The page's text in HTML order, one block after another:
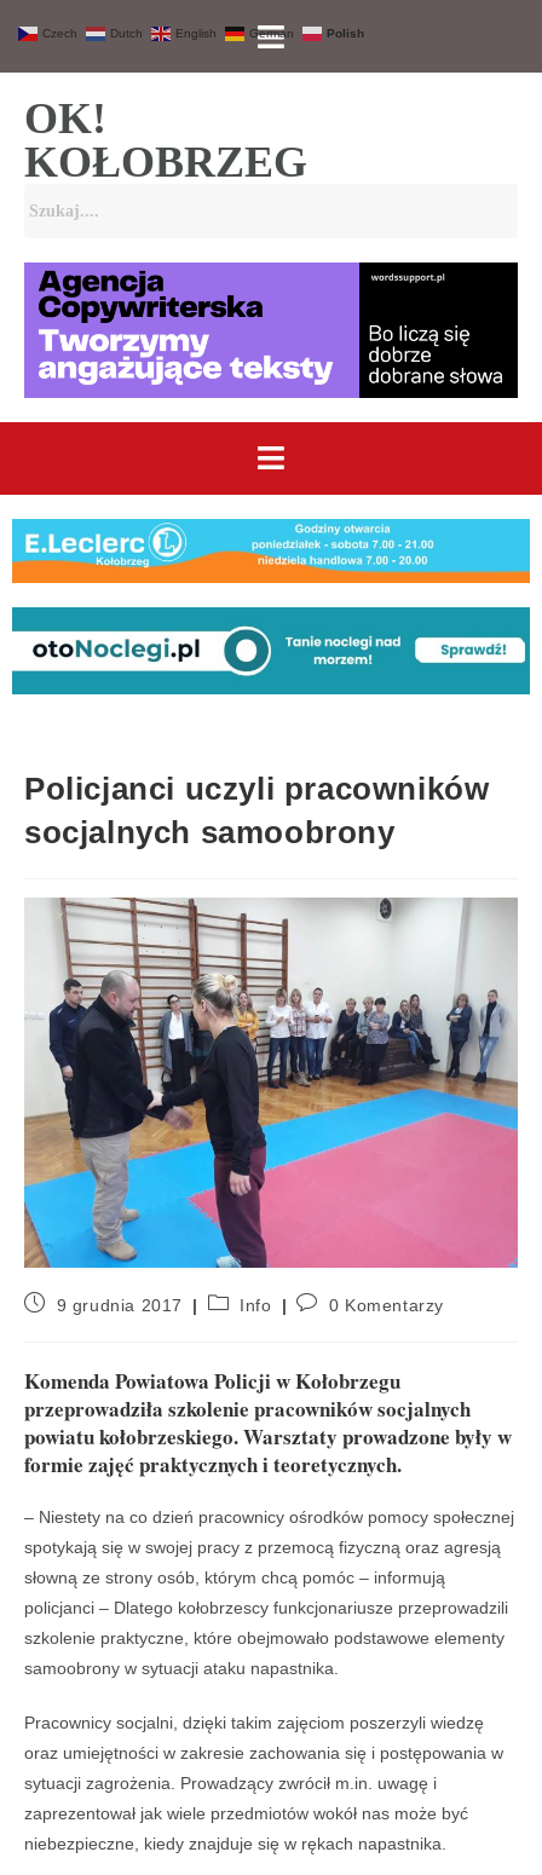
OK!
KOŁOBRZEG
Policjanci uczyli pracowników
socjalnych samoobrony
9 grudnia 2017 Info 0 Komentarzy
Komenda Powiatowa Policji w Kołobrzegu
przeprowadziła szkolenie pracowników socjalnych
powiatu kołobrzeskiego. Warsztaty prowadzone były w
formie zajęć praktycznych i teoretycznych.
– Niestety na co dzień pracownicy ośrodków pomocy społecznej
spotykają się w swojej pracy z przemocą fizyczną oraz agresją
słowną ze strony osób, którym chcą pomóc – informują
policjanci – Dlatego kołobrzescy funkcjonariusze przeprowadzili
szkolenie praktyczne, które obejmowało podstawowe elementy
samoobrony w sytuacji ataku napastnika.
Pracownicy socjalni, dzięki takim zajęciom poszerzyli wiedzę
oraz umiejętności w zakresie zachowania się i postępowania w
sytuacji zagrożenia. Prowadzący zwrócił m.in. uwagę i
zaprezentował jak wiele przedmiotów wokół nas może być
niebezpieczne, kiedy znajduje się w rękach napastnika.
Czech Dutch English German Polish